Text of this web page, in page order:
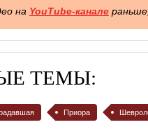
на YouTube-канале
ТЕМЫ:
Приора